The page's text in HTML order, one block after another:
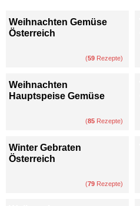
Weihnachten Gemüse
Österreich
(59 Rezepte)
Weihnachten
Hauptspeise Gemüse
(85 Rezepte)
Winter Gebraten
Österreich
(79 Rezepte)